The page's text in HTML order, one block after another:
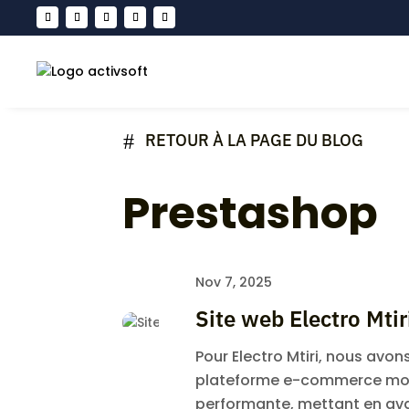
# RETOUR À LA PAGE DU BLOG
Prestashop
Nov 7, 2025
Site web Electro
Pour Electro Mtiri, nous
plateforme e-commerce
performante, mettant en